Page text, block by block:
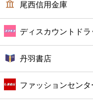
ファーストフード
カフェ
ショッピング
銀行
尾西信用金庫
ディスカウントド
丹羽書店
ファッションセン